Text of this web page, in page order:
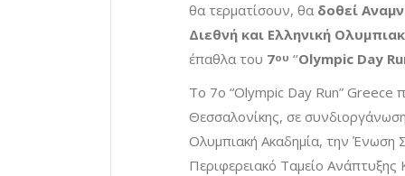
θα τερματίσουν, θα δοθεί
Διεθνή και Ελληνική
έπαθλα του 7ου ‘’Olympic Day
Το 7ο “Olympic Day Run” Greece
Θεσσαλονίκης, σε
Ολυμπιακή Ακαδημία, την
Περιφερειακό Ταμείο